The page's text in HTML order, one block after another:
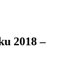
2018 –